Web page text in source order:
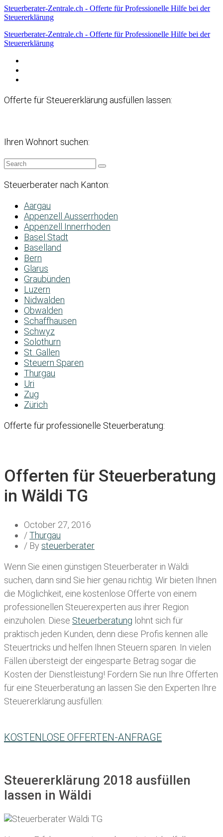
Steuerberater-Zentrale.ch - Offerte für Professionelle Hilfe bei der
Steuererklärung
Steuerberater-Zentrale.ch - Offerte für Professionelle Hilfe bei der
Steuererklärung
Offerte für Steuererklärung ausfüllen lassen:
Ihren Wohnort suchen:
Steuerberater nach Kanton:
Aargau
Appenzell Ausserrhoden
Appenzell Innerrhoden
Basel Stadt
Baselland
Bern
Glarus
Graubünden
Luzern
Nidwalden
Obwalden
Schaffhausen
Schwyz
Solothurn
St. Gallen
Steuern Sparen
Thurgau
Uri
Zug
Zürich
Offerte für professionelle Steuerberatung:
Offerten für Steuerberatung
in Wäldi TG
October 27, 2016
/Thurgau
/ By steuerberater
Wenn Sie einen günstigen Steuerberater in Wäldi
suchen, dann sind Sie hier genau richtig. Wir bieten Ihnen
die Möglichkeit, eine kostenlose Offerte von einem
professionellen Steuerexperten aus ihrer Region
einzuholen. Diese Steuerberatung lohnt sich für
praktisch jeden Kunden, denn diese Profis kennen alle
Steuertricks und helfen Ihnen Steuern sparen. In vielen
Fällen übersteigt der eingesparte Betrag sogar die
Kosten der Dienstleistung! Fordern Sie nun Ihre Offerten
für eine Steuerberatung an lassen Sie den Experten Ihre
Steuererklärung ausfüllen:
KOSTENLOSE OFFERTEN-ANFRAGE
Steuererklärung 2018 ausfüllen
lassen in Wäldi